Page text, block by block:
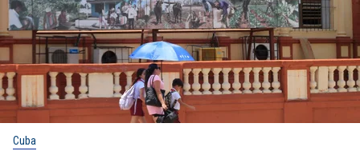
Cuba